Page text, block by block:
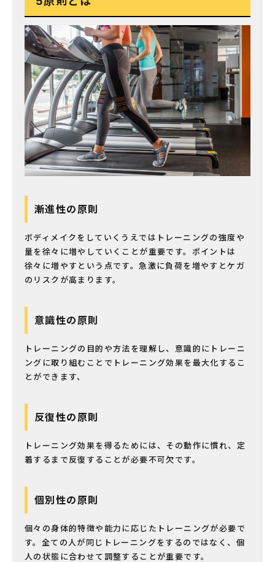
漸進性の原則
ボディメイクをしていくうえではトレーニングの強度や
量を徐々に増やしていくことが重要です。ポイントは
徐々に増やすという点です。急激に負荷を増やすとケガ
のリスクが高まります。
意識性の原則
トレーニングの目的や方法を理解し、意識的にトレーニ
ングに取り組むことでトレーニング効果を最大化するこ
とができます、
反復性の原則
トレーニング効果を得るためには、その動作に慣れ、定
着するまで反復することが必要不可欠です。
個別性の原則
個々の身体的特徴や能力に応じたトレーニングが必要で
す。全ての人が同じトレーニングをするのではなく、個
人の状態に合わせて調整することが重要です。